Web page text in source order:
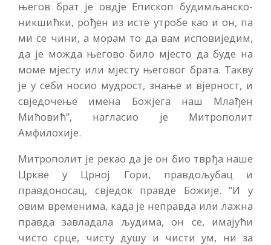
његов брат је овдје Епископ будимљанско-
никшићки, рођен из исте утробе као и он, па
ми се чини, а морам то да вам исповиједим,
да је можда његово било мјесто да буде на
моме мјесту или мјесту његовог брата. Такву
је у себи носио мудрост, знање и вјерност, и
свједочење имена Божјега наш Млађен
Мићовић”, нагласио је Митрополит
Амфилохије.
Митрополит је рекао да је он био тврђа наше
Цркве у Црној Гори, правдољубац и
правдоносац, свједок правде Божије. “И у
овим временима, када је неправда или лажна
правда завладала људима, он се, имајући
чисто срце, чисту душу и чисти ум, ни за